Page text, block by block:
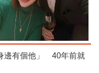
邊有個他」 40年前就